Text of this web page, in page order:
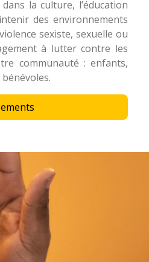
la culture, l’éducation
des environnements
sexiste, sexuelle ou
à lutter contre les
communauté : enfants,